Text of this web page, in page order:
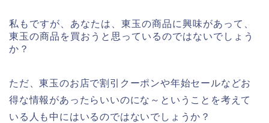
私もですが、あなたは、東玉の商品に興味があって、
東玉の商品を買おうと思っているのではないでしょう
か？
ただ、東玉のお店で割引クーポンや年始セールなどお
得な情報があったらいいのにな～ということを考えて
いる人も中にはいるのではないでしょうか？